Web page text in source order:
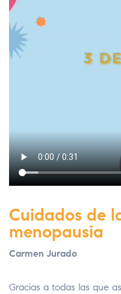
Cuidados de
menopausia
Carmen Jurado
Gracias a todas las que